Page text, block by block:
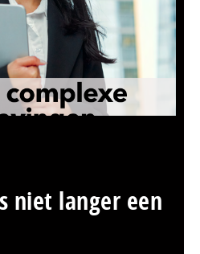
niet langer een